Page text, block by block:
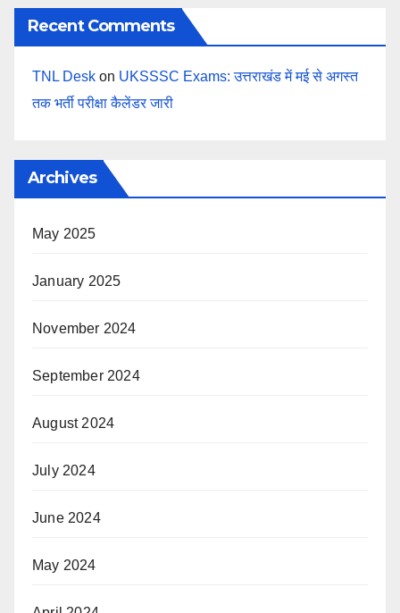
Recent Comments
TNL Desk on UKSSSC Exams: उत्तराखंड में मई से अगस्त
तक भर्ती परीक्षा कैलेंडर जारी
Archives
May 2025
January 2025
November 2024
September 2024
August 2024
July 2024
June 2024
May 2024